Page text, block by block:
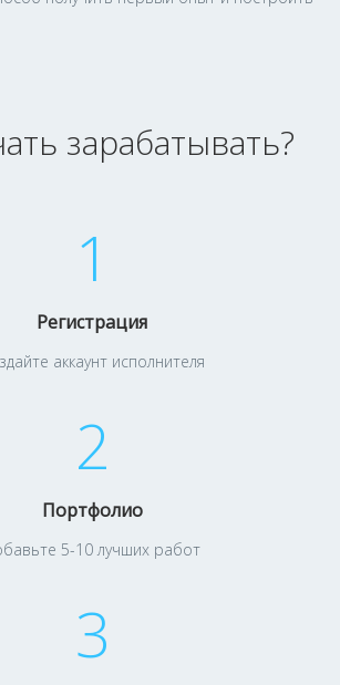
зарабатывать?
1
Регистрация
аккаунт исполнителя
2
Портфолио
5-10 лучших работ
3